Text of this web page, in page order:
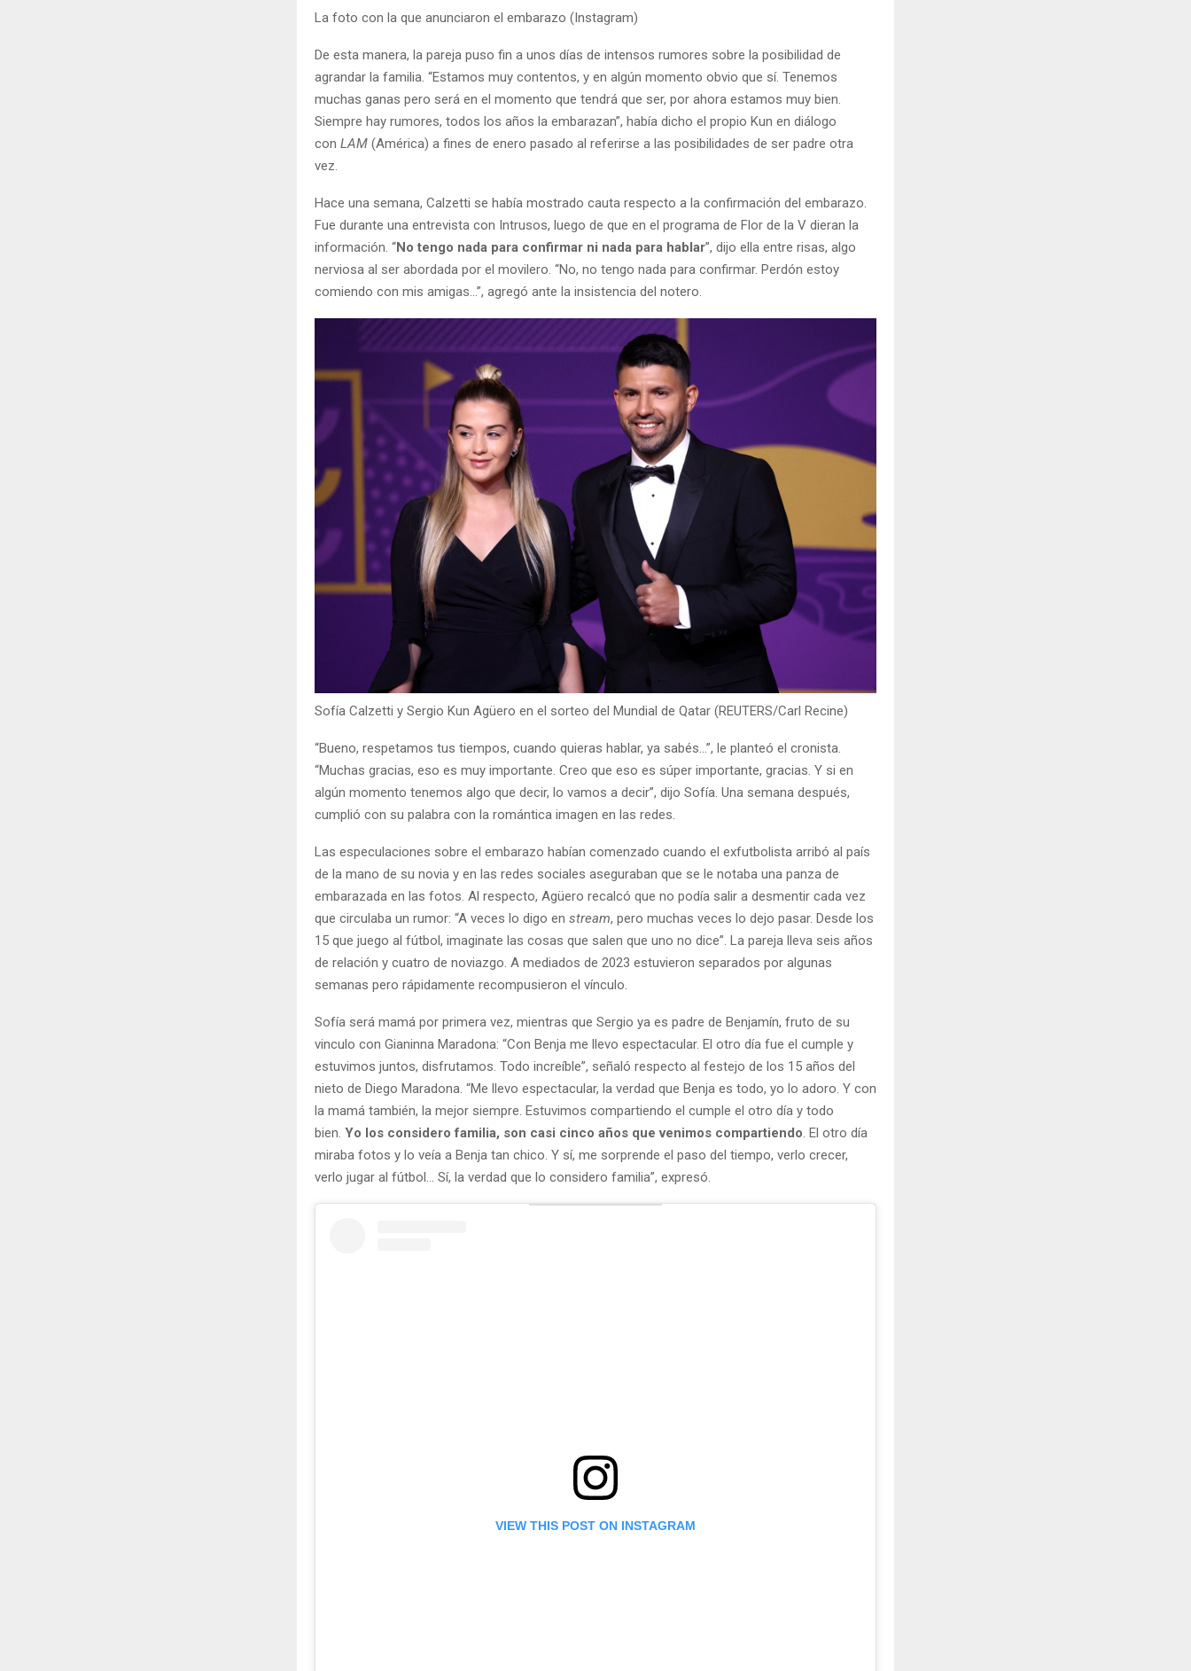
La foto con la que anunciaron el embarazo (Instagram)
De esta manera, la pareja puso fin a unos días de intensos rumores sobre la posibilidad de
agrandar la familia. “Estamos muy contentos, y en algún momento obvio que sí. Tenemos
muchas ganas pero será en el momento que tendrá que ser, por ahora estamos muy bien.
Siempre hay rumores, todos los años la embarazan”, había dicho el propio Kun en diálogo
con LAM (América) a fines de enero pasado al referirse a las posibilidades de ser padre otra
vez.
Hace una semana, Calzetti se había mostrado cauta respecto a la confirmación del embarazo.
Fue durante una entrevista con Intrusos, luego de que en el programa de Flor de la V dieran la
información. “No tengo nada para confirmar ni nada para hablar”, dijo ella entre risas, algo
nerviosa al ser abordada por el movilero. “No, no tengo nada para confirmar. Perdón estoy
comiendo con mis amigas...”, agregó ante la insistencia del notero.
Sofía Calzetti y Sergio Kun Agüero en el sorteo del Mundial de Qatar (REUTERS/Carl Recine)
“Bueno, respetamos tus tiempos, cuando quieras hablar, ya sabés...”, le planteó el cronista.
“Muchas gracias, eso es muy importante. Creo que eso es súper importante, gracias. Y si en
algún momento tenemos algo que decir, lo vamos a decir”, dijo Sofía. Una semana después,
cumplió con su palabra con la romántica imagen en las redes.
Las especulaciones sobre el embarazo habían comenzado cuando el exfutbolista arribó al país
de la mano de su novia y en las redes sociales aseguraban que se le notaba una panza de
embarazada en las fotos. Al respecto, Agüero recalcó que no podía salir a desmentir cada vez
que circulaba un rumor: “A veces lo digo en stream, pero muchas veces lo dejo pasar. Desde los
15 que juego al fútbol, imaginate las cosas que salen que uno no dice”. La pareja lleva seis años
de relación y cuatro de noviazgo. A mediados de 2023 estuvieron separados por algunas
semanas pero rápidamente recompusieron el vínculo.
Sofía será mamá por primera vez, mientras que Sergio ya es padre de Benjamín, fruto de su
vinculo con Gianinna Maradona: “Con Benja me llevo espectacular. El otro día fue el cumple y
estuvimos juntos, disfrutamos. Todo increíble”, señaló respecto al festejo de los 15 años del
nieto de Diego Maradona. “Me llevo espectacular, la verdad que Benja es todo, yo lo adoro. Y con
la mamá también, la mejor siempre. Estuvimos compartiendo el cumple el otro día y todo
bien. Yo los considero familia, son casi cinco años que venimos compartiendo. El otro día
miraba fotos y lo veía a Benja tan chico. Y sí, me sorprende el paso del tiempo, verlo crecer,
verlo jugar al fútbol... Sí, la verdad que lo considero familia”, expresó.
VIEW THIS POST ON INSTAGRAM